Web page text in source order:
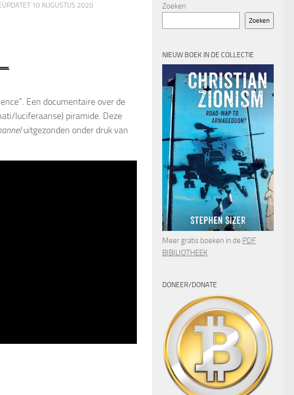
10 AUGUSTUS 2020
Een documentaire over de
luciferaanse) piramide. Deze
uitgezonden onder druk van
Zoeken
Zoeken
NIEUW BOEK IN DE COLLECTIE
Meer gratis boeken in de PDF
BIBILIOTHEEK
DONEER/DONATE